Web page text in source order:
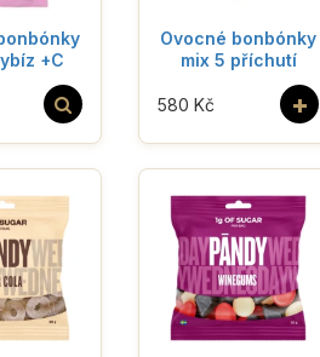
+C
Ovocné bonbónky
mix 5 příchutí
+
580 Kč